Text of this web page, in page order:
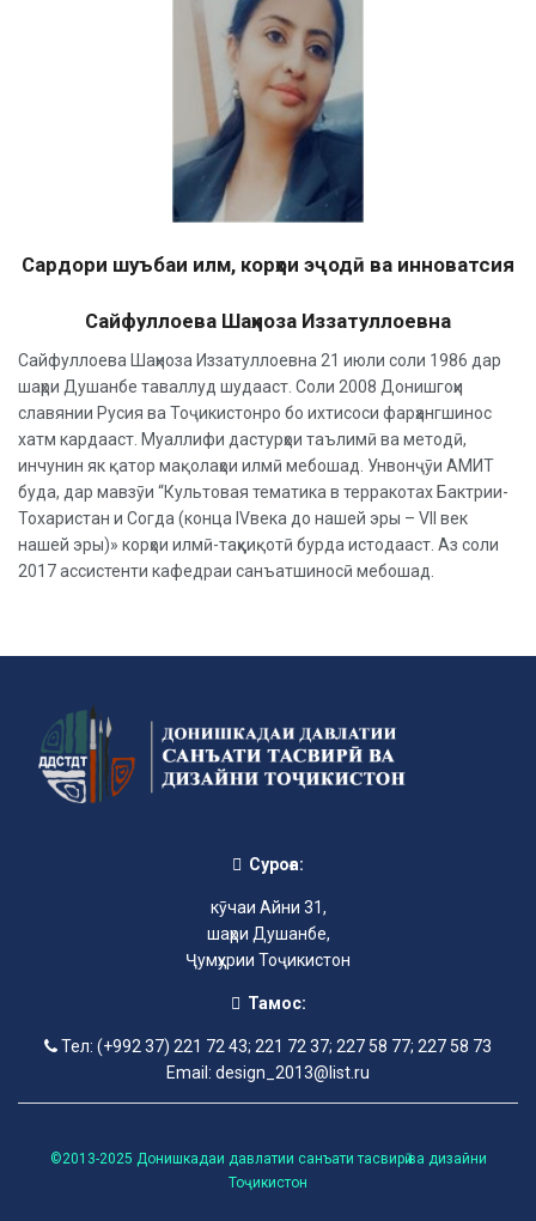
Сардори шуъбаи илм, корҳои эҷодӣ ва инноватсия
Сайфуллоева Шаҳноза Иззатуллоевна
Сайфуллоева Шаҳноза Иззатуллоевна 21 июли соли 1986 дар
шаҳри Душанбе таваллуд шудааст. Соли 2008 Донишгоҳи
славянии Русия ва Тоҷикистонро бо ихтисоси фарҳангшинос
хатм кардааст. Муаллифи дастурҳои таълимӣ ва методӣ,
инчунин як қатор мақолаҳои илмӣ мебошад. Унвонҷӯи АМИТ
буда, дар мавзӯи “Культовая тематика в терракотах Бактрии-
Тохаристан и Согда (конца IVвека до нашей эры – VII век
нашей эры)» корҳои илмӣ-таҳқиқотӣ бурда истодааст. Аз соли
2017 ассистенти кафедраи санъатшиносӣ мебошад.
Суроға:
кӯчаи Айни 31,
шаҳри Душанбе,
Ҷумҳурии Тоҷикистон
Тамос:
Тел: (+992 37) 221 72 43; 221 72 37; 227 58 77; 227 58 73
Email: design_2013@list.ru
©2013-2025 Донишкадаи давлатии санъати тасвирӣ ва дизайни
Тоҷикистон